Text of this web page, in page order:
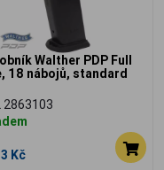
Walther PDP Full
18 nábojů, standard
2863103
Kč